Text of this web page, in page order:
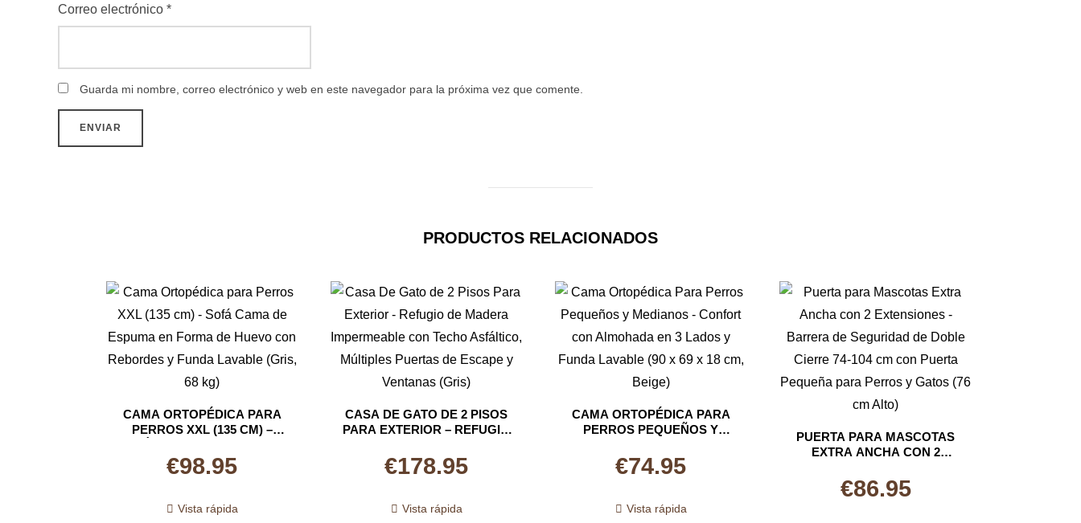
Correo electrónico *
Guarda mi nombre, correo electrónico y web en este navegador para la próxima vez que comente.
PRODUCTOS RELACIONADOS
CAMA ORTOPÉDICA PARA
PERROS XXL (135 CM) –
FORMA DE HUEVO CON
REBORDES Y FUNDA
€98.95
Vista rápida
CASA DE GATO DE 2 PISOS
PARA EXTERIOR – REFUGIO
CON TECHO ASFÁLTICO,
MÚLTIPLES PUERTAS DE
€178.95
Vista rápida
CAMA ORTOPÉDICA PARA
PERROS PEQUEÑOS Y
ALMOHADA EN 3 LADOS Y
FUNDA LAVABLE (90 X 69 X
€74.95
Vista rápida
PUERTA PARA MASCOTAS
EXTRA ANCHA CON 2
DE SEGURIDAD DE DOBLE
CIERRE 74-104 CM CON
€86.95